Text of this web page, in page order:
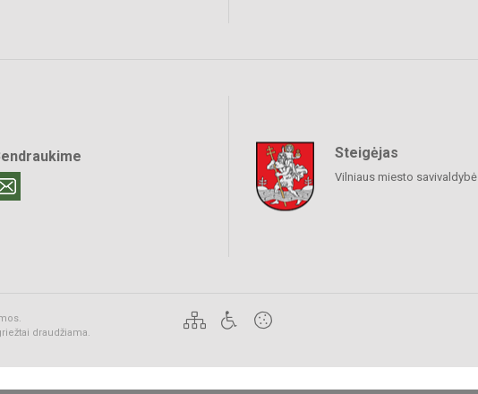
Steigėjas
Vilniaus miesto savivaldybė
draudžiama.